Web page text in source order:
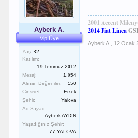
Ayberk A.
Vip Üye
Yaş: 32
Katılım:
19 Temmuz 2012
Mesaj:
1,054
Alınan Beğeniler:
150
Cinsiyet:
Erkek
Şehir:
Yalova
Ad Soyad:
Ayberk AYDIN
Yaşadığınız Şehir:
77-YALOVA
2001 Accent
2014 Fiat Linea
Ayberk A. 12 Ocak